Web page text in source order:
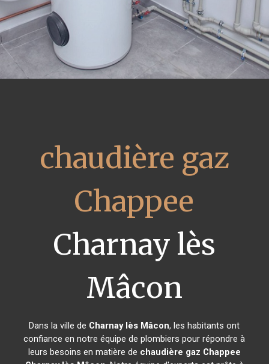
chaudière gaz
Chappee
Charnay lès
Mâcon
Dans la ville de Charnay lès Mâcon, les habitants ont
confiance en notre équipe de plombiers pour répondre à
leurs besoins en matière de chaudière gaz Chappee